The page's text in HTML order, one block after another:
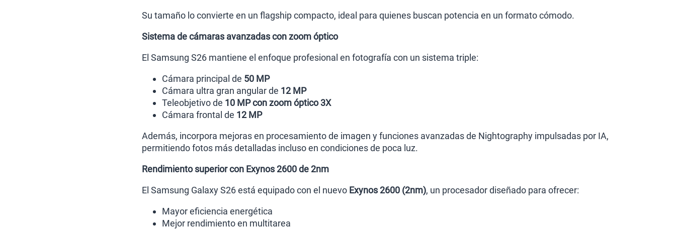
Su tamaño lo convierte en un flagship compacto, ideal para quienes buscan potencia en un formato cómodo.
Sistema de cámaras avanzadas con zoom óptico
El Samsung S26 mantiene el enfoque profesional en fotografía con un sistema triple:
Cámara principal de 50 MP
Cámara ultra gran angular de 12 MP
Teleobjetivo de 10 MP con zoom óptico 3X
Cámara frontal de 12 MP
Además, incorpora mejoras en procesamiento de imagen y funciones avanzadas de Nightography impulsadas por IA,
permitiendo fotos más detalladas incluso en condiciones de poca luz.
Rendimiento superior con Exynos 2600 de 2nm
El Samsung Galaxy S26 está equipado con el nuevo Exynos 2600 (2nm), un procesador diseñado para ofrecer:
Mayor eficiencia energética
Mejor rendimiento en multitarea